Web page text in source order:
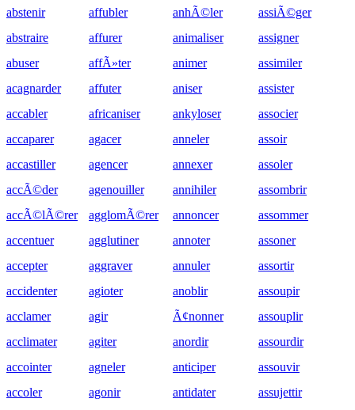
abstenir
abstraire
abuser
acagnarder
accabler
accaparer
accastiller
accÃ©der
accÃ©lÃ©rer
accentuer
accepter
accidenter
acclamer
acclimater
accointer
accoler
affubler
affurer
affÃ»ter
affuter
africaniser
agacer
agencer
agenouiller
agglomÃ©rer
agglutiner
aggraver
agioter
agir
agiter
agneler
agonir
anhÃ©ler
animaliser
animer
aniser
ankyloser
anneler
annexer
annihiler
annoncer
annoter
annuler
anoblir
Ã¢nonner
anordir
anticiper
antidater
assiÃ©ger
assigner
assimiler
assister
associer
assoir
assoler
assombrir
assommer
assoner
assortir
assoupir
assouplir
assourdir
assouvir
assujettir